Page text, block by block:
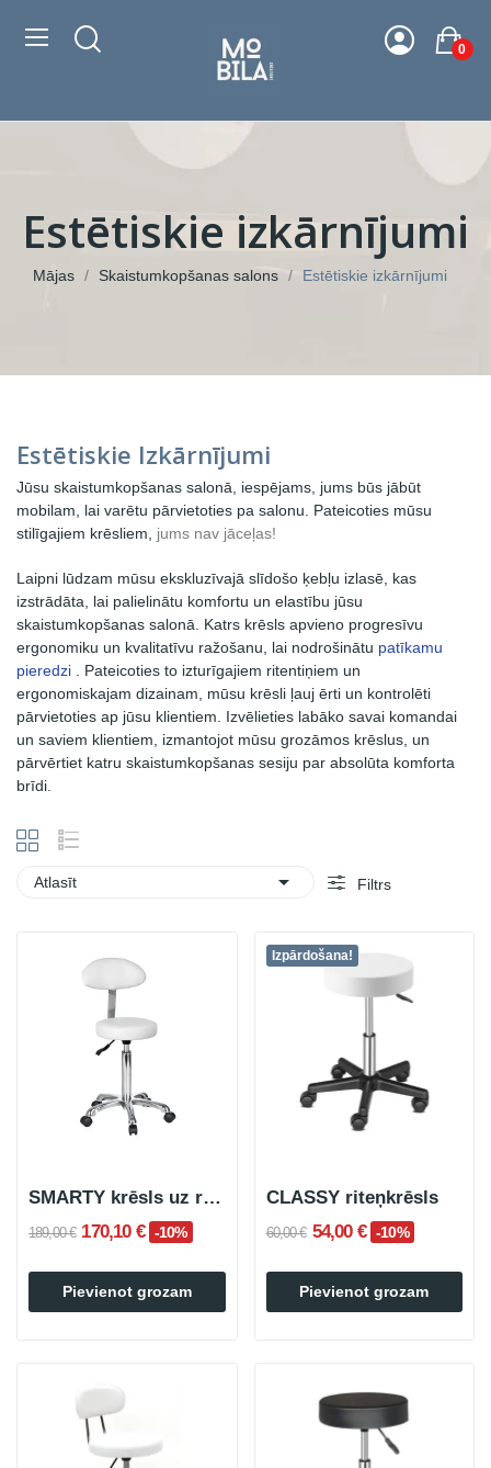
0
Estētiskie izkārnījumi
Mājas Skaistumkopšanas salons Estētiskie izkārnījumi
Estētiskie Izkārnījumi
Jūsu skaistumkopšanas salonā, iespējams, jums būs jābūt
mobilam, lai varētu pārvietoties pa salonu. Pateicoties mūsu
stilīgajiem krēsliem, jums nav jāceļas!
Laipni lūdzam mūsu ekskluzīvajā slīdošo ķebļu izlasē, kas
izstrādāta, lai palielinātu komfortu un elastību jūsu
skaistumkopšanas salonā. Katrs krēsls apvieno progresīvu
ergonomiku un kvalitatīvu ražošanu, lai nodrošinātu patīkamu
pieredzi . Pateicoties to izturīgajiem ritentiņiem un
ergonomiskajam dizainam, mūsu krēsli ļauj ērti un kontrolēti
pārvietoties ap jūsu klientiem. Izvēlieties labāko savai komandai
un saviem klientiem, izmantojot mūsu grozāmos krēslus, un
pārvērtiet katru skaistumkopšanas sesiju par absolūta komforta
brīdi.
Atlasīt  Filtrs
SMARTY krēsls uz riteņiem ar atzveltni
189,00 € 170,10 € -10%
Pievienot grozam
Izpārdošana!
CLASSY riteņkrēsls
60,00 € 54,00 € -10%
Pievienot grozam